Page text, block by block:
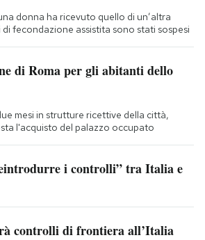
donna ha ricevuto quello di un’altra
fecondazione assistita sono stati sospesi
di Roma per gli abitanti dello
mesi in strutture ricettive della città,
l'acquisto del palazzo occupato
i controlli” tra Italia e
controlli di frontiera all’Italia